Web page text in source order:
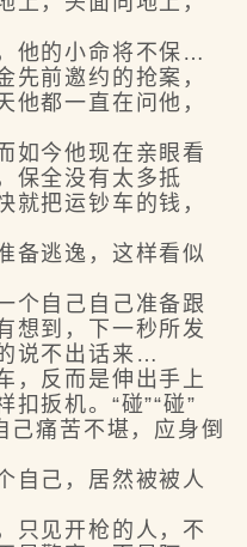
的小命将不保…
前邀约的抢案，
他都一直在问他，
今他现在亲眼看
保全没有太多抵
就把运钞车的钱，
逃逸，这样看似
自己自己准备跟
想到，下一秒所发
说不出话来…
反而是伸出手上
扳机。“碰”“碰”
己痛苦不堪，应身倒
己，居然被被人
见开枪的人，不